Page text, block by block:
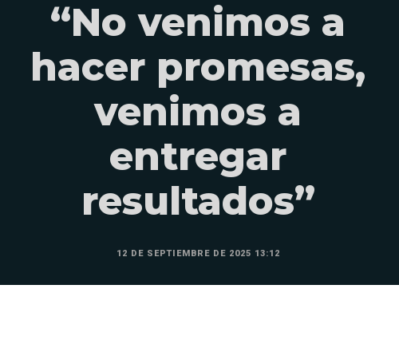
“No venimos a
hacer promesas,
venimos a
entregar
resultados”
12 DE SEPTIEMBRE DE 2025 13:12